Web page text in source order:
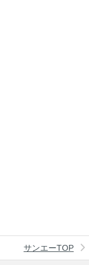
サンエーTOP